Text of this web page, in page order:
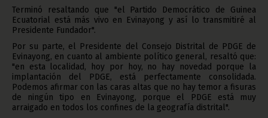
Terminó resaltando que "el Partido Democrático de Guinea
Ecuatorial está más vivo en Evinayong y así lo transmitiré al
Presidente Fundador".
Por su parte, el Presidente del Consejo Distrital de PDGE de
Evinayong, en cuanto al ambiente político general, resaltó que:
"en esta localidad, hoy por hoy, no hay novedad porque la
implantación del PDGE, está perfectamente consolidada.
Podemos afirmar con las caras altas que no hay temor a fisuras
de ningún tipo en Evinayong, porque el PDGE está muy
arraigado en todos los confines de la geografía distrital".